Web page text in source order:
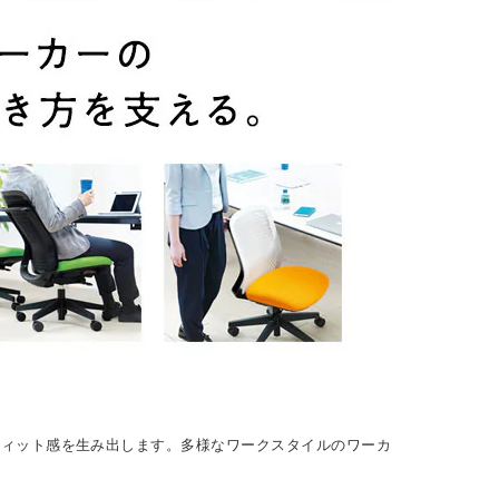
ット感を生み出します。多様なワークスタイルのワーカ